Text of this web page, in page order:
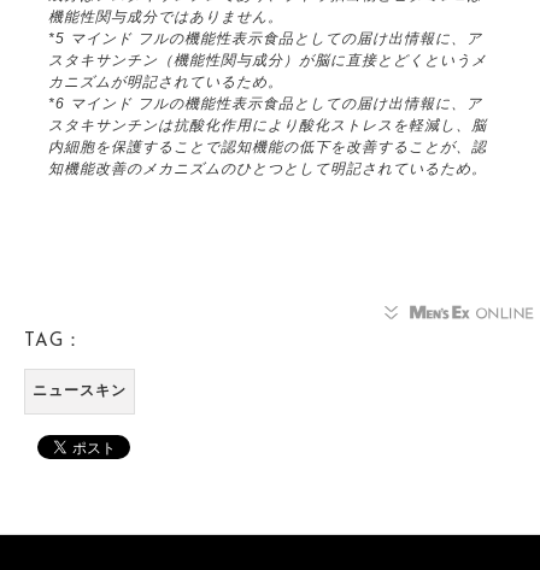
機能性関与成分ではありません。
*5 マインド フルの機能性表示食品としての届け出情報に、ア
スタキサンチン（機能性関与成分）が脳に直接とどくというメ
カニズムが明記されているため。
*6 マインド フルの機能性表示食品としての届け出情報に、ア
スタキサンチンは抗酸化作用により酸化ストレスを軽減し、脳
内細胞を保護することで認知機能の低下を改善することが、認
知機能改善のメカニズムのひとつとして明記されているため。
TAG：
ニュースキン